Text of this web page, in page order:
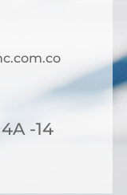
-14